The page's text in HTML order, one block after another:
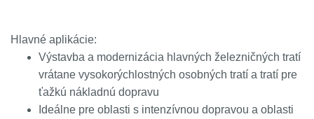
Hlavné aplikácie:
Výstavba a modernizácia hlavných železničných tratí
vrátane vysokorýchlostných osobných tratí a tratí pre
ťažkú nákladnú dopravu
Ideálne pre oblasti s intenzívnou dopravou a oblasti